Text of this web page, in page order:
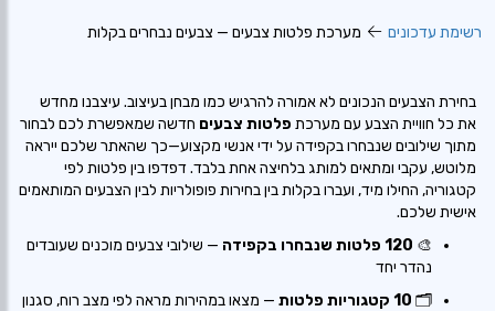
רשימת עדכונים מערכת פלטות צבעים — צבעים נבחרים בקלות
בחירת הצבעים הנכונים לא אמורה להרגיש כמו מבחן בעיצוב. עיצבנו מחדש
את כל חוויית הצבע עם מערכת פלטות צבעים חדשה שמאפשרת לכם לבחור
מתוך שילובים שנבחרו בקפידה על ידי אנשי מקצוע—כך שהאתר שלכם ייראה
מלוטש, עקבי ומתאים למותג בלחיצה אחת בלבד. דפדפו בין פלטות לפי
קטגוריה, החילו מיד, ועברו בקלות בין בחירות פופולריות לבין הצבעים המותאמים
אישית שלכם.
🎨 120 פלטות שנבחרו בקפידה
— שילובי צבעים מוכנים שעובדים
נהדר יחד
🗂️ 10 קטגוריות פלטות
— מצאו במהירות מראה לפי מצב רוח, סגנון